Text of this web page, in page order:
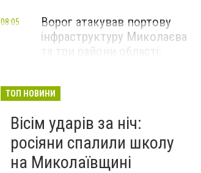
Ворог атакував портову
інфраструктуру Миколаєва
та три райони області:
08:05
ТОП НОВИНИ
Вісім ударів за ніч:
росіяни спалили школу
на Миколаївщині